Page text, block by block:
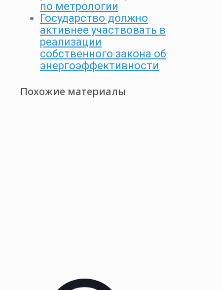
по метрологии
Государство должно
активнее участвовать в
реализации
собственного закона об
энергоэффективности
Похожие материалы